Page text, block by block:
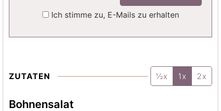
Ich stimme zu, E-Mails zu erhalten
ZUTATEN ½x 1x 2x
Bohnensalat